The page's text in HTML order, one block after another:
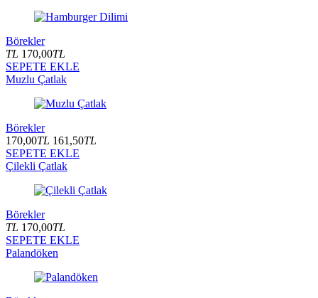
Börekler
TL 170,00TL
SEPETE EKLE
Muzlu Çatlak
Börekler
170,00TL 161,50TL
SEPETE EKLE
Çilekli Çatlak
Börekler
TL 170,00TL
SEPETE EKLE
Palandöken